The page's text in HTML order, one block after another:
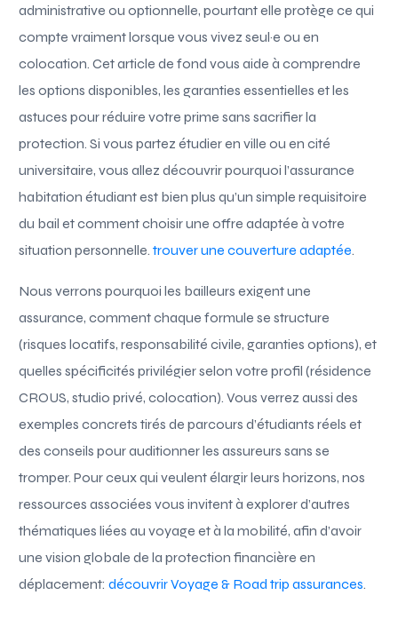
administrative ou optionnelle, pourtant elle protège ce qui
compte vraiment lorsque vous vivez seul·e ou en
colocation. Cet article de fond vous aide à comprendre
les options disponibles, les garanties essentielles et les
astuces pour réduire votre prime sans sacrifier la
protection. Si vous partez étudier en ville ou en cité
universitaire, vous allez découvrir pourquoi l’assurance
habitation étudiant est bien plus qu’un simple requisitoire
du bail et comment choisir une offre adaptée à votre
situation personnelle.trouver une couverture adaptée.
Nous verrons pourquoi les bailleurs exigent une
assurance, comment chaque formule se structure
(risques locatifs, responsabilité civile, garanties options), et
quelles spécificités privilégier selon votre profil (résidence
CROUS, studio privé, colocation). Vous verrez aussi des
exemples concrets tirés de parcours d’étudiants réels et
des conseils pour auditionner les assureurs sans se
tromper. Pour ceux qui veulent élargir leurs horizons, nos
ressources associées vous invitent à explorer d’autres
thématiques liées au voyage et à la mobilité, afin d’avoir
une vision globale de la protection financière en
déplacement:découvrir Voyage & Road trip assurances.